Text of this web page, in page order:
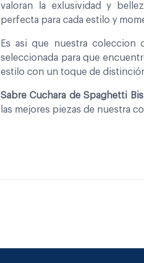
valoran la exlusividad y
perfecta para cada estilo y
Es asi que nuestra coleccion
seleccionada para que
estilo con un toque de
Sabre Cuchara de Spaghetti
las mejores piezas de nuestra